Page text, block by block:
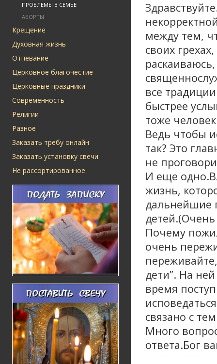
ПРОБЛЕМЫ В СЕМЬЕ
АБОРТЫ
Крещение
Духовная жизнь
Отпевание
Церковное благочестие
Церковные праздники
Современность
Религии
Разное
Заказать требу онлайн
Заказать установку свечи
Не рассортированное
между тем,
своих
все
быстрее
тоже
Ведь чтобы
так? Это
не
И еще
жизнь,
дальнейшие
Почему
очень
дети”. На
время
связано с
Много
ответа.Бог